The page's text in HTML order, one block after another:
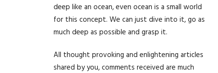
deep like an ocean, even ocean is a small world
for this concept. We can just dive into it, go as
much deep as possible and grasp it.
All thought provoking and enlightening articles
shared by you, comments received are much